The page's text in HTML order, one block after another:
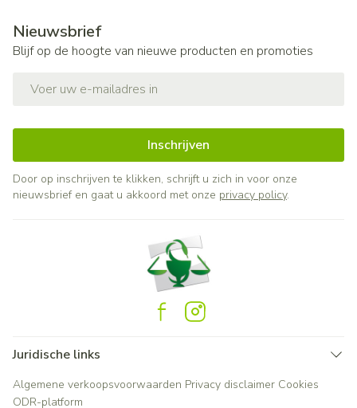
Nieuwsbrief
Blijf op de hoogte van nieuwe producten en promoties
Inschrijven
Door op inschrijven te klikken, schrijft u zich in voor onze
nieuwsbrief en gaat u akkoord met onze privacy policy.
Juridische links
Algemene verkoopsvoorwaarden Privacy disclaimer Cookies
ODR-platform